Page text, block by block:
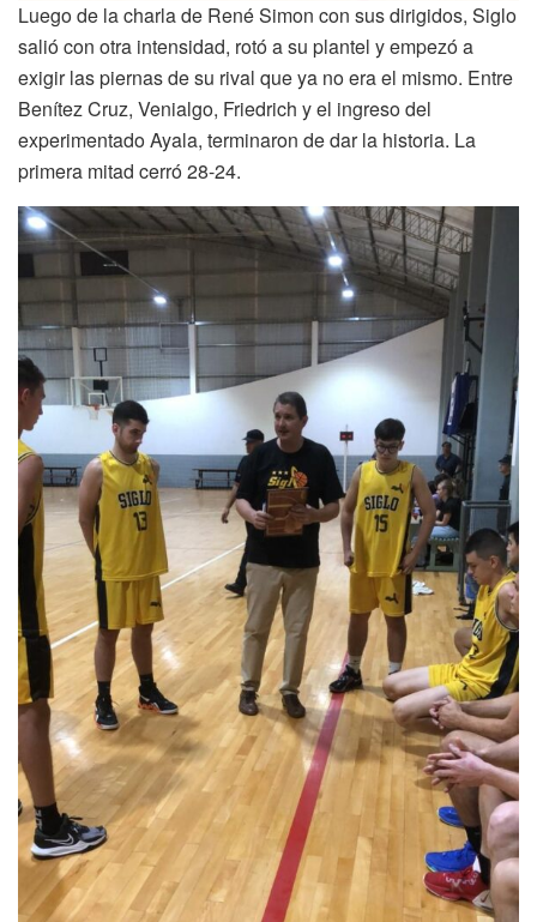
Luego de la charla de René Simon con sus dirigidos, Siglo
salió con otra intensidad, rotó a su plantel y empezó a
exigir las piernas de su rival que ya no era el mismo. Entre
Benítez Cruz, Venialgo, Friedrich y el ingreso del
experimentado Ayala, terminaron de dar la historia. La
primera mitad cerró 28-24.